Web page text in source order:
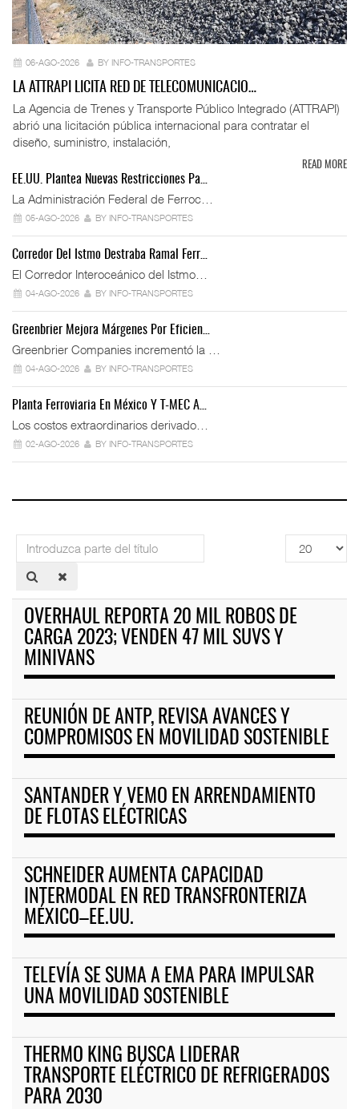
06-AGO-2026 BY INFO-TRANSPORTES
LA ATTRAPI LICITA RED DE TELECOMUNICACIO…
La Agencia de Trenes y Transporte Público Integrado (ATTRAPI)
abrió una licitación pública internacional para contratar el
diseño, suministro, instalación,
READ MORE
EE.UU. Plantea Nuevas Restricciones Pa…
La Administración Federal de Ferroc…
05-AGO-2026 BY INFO-TRANSPORTES
Corredor Del Istmo Destraba Ramal Ferr…
El Corredor Interoceánico del Istmo…
04-AGO-2026 BY INFO-TRANSPORTES
Greenbrier Mejora Márgenes Por Eficien…
Greenbrier Companies incrementó la …
04-AGO-2026 BY INFO-TRANSPORTES
Planta Ferroviaria En México Y T-MEC A…
Los costos extraordinarios derivado…
02-AGO-2026 BY INFO-TRANSPORTES
Introduzca
parte
del
Cantidad
a
OVERHAUL REPORTA 20 MIL ROBOS DE
CARGA 2023; VENDEN 47 MIL SUVS Y
MINIVANS
REUNIÓN DE ANTP, REVISA AVANCES Y
COMPROMISOS EN MOVILIDAD SOSTENIBLE
SANTANDER Y VEMO EN ARRENDAMIENTO
DE FLOTAS ELÉCTRICAS
SCHNEIDER AUMENTA CAPACIDAD
INTERMODAL EN RED TRANSFRONTERIZA
MÉXICO–EE.UU.
TELEVÍA SE SUMA A EMA PARA IMPULSAR
UNA MOVILIDAD SOSTENIBLE
THERMO KING BUSCA LIDERAR
TRANSPORTE ELÉCTRICO DE REFRIGERADOS
PARA 2030